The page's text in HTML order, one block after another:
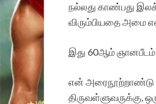
நல்லது காண்பது
விரும்பியதை அமை
இது 60ஆம்
என் அரைநூற்றாண்டு
திருவள்ளுவருக்கு,